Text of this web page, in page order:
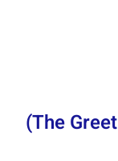
ברכת השמש (The Greeting to the Sun)